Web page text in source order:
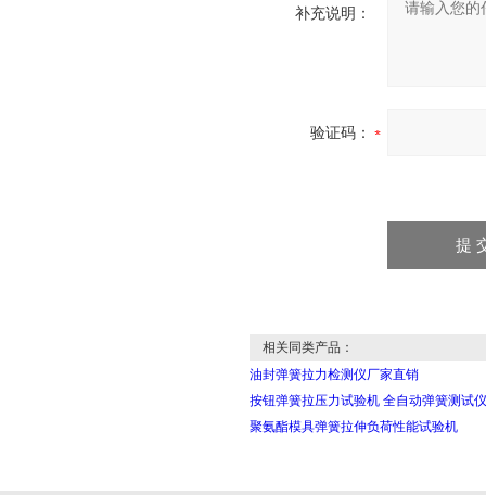
补充说明：
验证码：
相关同类产品：
油封弹簧拉力检测仪厂家直销
按钮弹簧拉压力试验机 全自动弹簧测试仪
聚氨酯模具弹簧拉伸负荷性能试验机